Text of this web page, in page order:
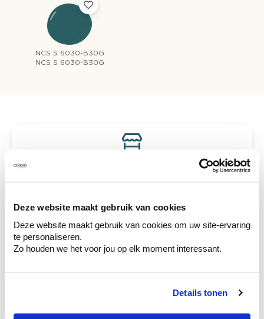
Deze website maakt gebruik van cookies
Deze website maakt gebruik van cookies om uw site-ervaring
te personaliseren.
Zo houden we het voor jou op elk moment interessant.
Details tonen
NCS S 6030-B30G
NCS S 6030-B30G
Voyez votre couleur en magasin
Découvrez des échantillons de votre
Voyez les nuances assorties pour affiner
Obtenez des conseils personnalisés sur la
combinaison de couleurs.